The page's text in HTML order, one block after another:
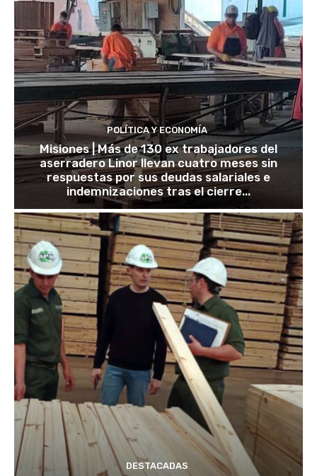
POLÍTICA Y ECONOMÍA
Misiones | Más de 130 ex trabajadores del
aserradero Linor llevan cuatro meses sin
respuestas por sus deudas salariales e
indemnizaciones tras el cierre...
DESTACADAS